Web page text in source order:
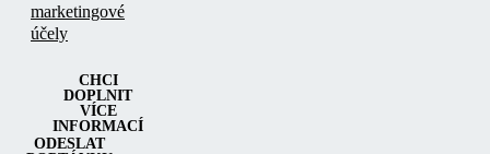
marketingové
účely
ODESLAT
CHCI
DOPLNIT
VÍCE
INFORMACÍ